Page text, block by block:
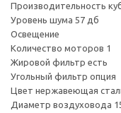
Производительность
Уровень шума 57 дб
Освещение
Количество моторов 1
Жировой фильтр есть
Угольный фильтр опция
Цвет нержавеющая
Диаметр воздуховода